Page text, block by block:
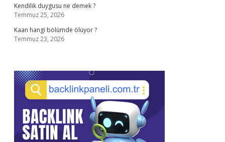
Kendilik duygusu ne demek ?
Temmuz 25, 2026
Kaan hangi bölümde ölüyor ?
Temmuz 23, 2026